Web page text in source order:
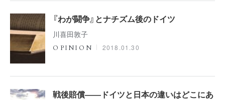
『わが闘争』とナチズム後のドイツ
川喜田敦子
OPINION 2018.01.30
戦後賠償――ドイツと日本の違いはどこにあ